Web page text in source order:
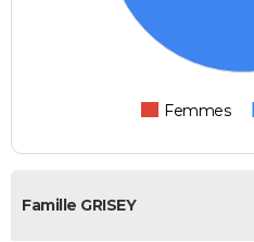
Femmes
Famille GRISEY